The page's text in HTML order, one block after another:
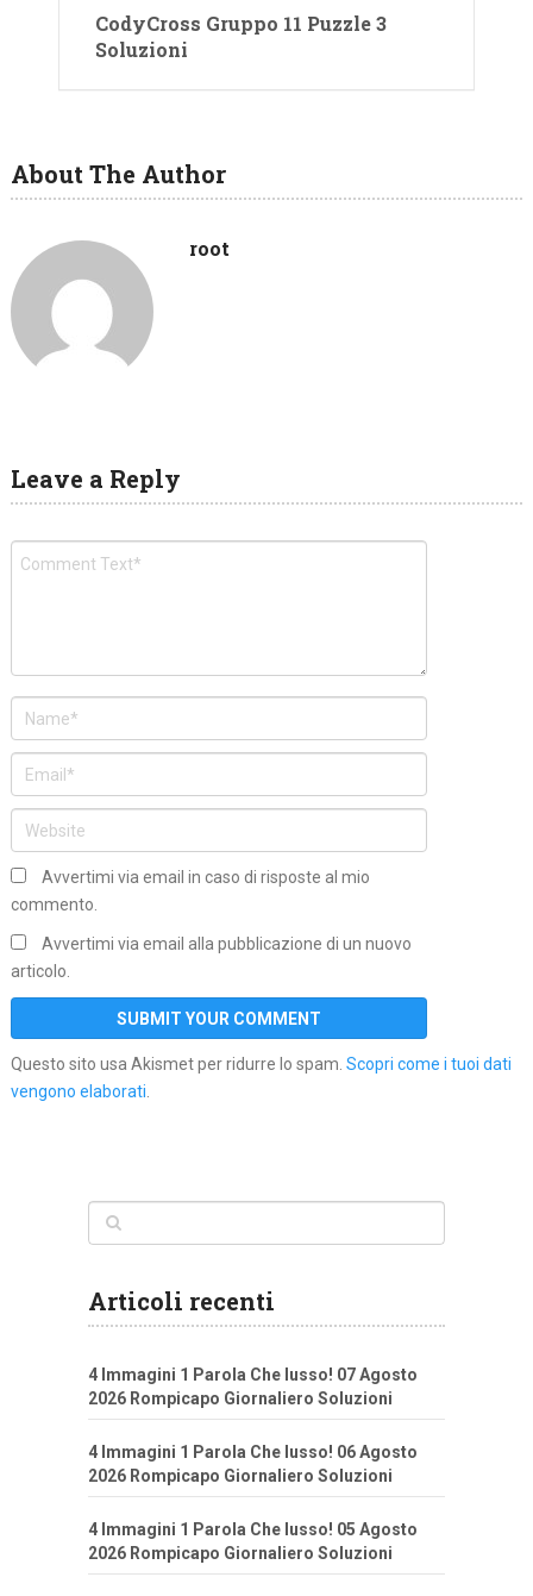
CodyCross Gruppo 11 Puzzle 3
Soluzioni
About The Author
root
Leave a Reply
Avvertimi via email in caso di risposte al mio
commento.
Avvertimi via email alla pubblicazione di un nuovo
articolo.
Questo sito usa Akismet per ridurre lo spam. Scopri come i tuoi dati
vengono elaborati.
Articoli recenti
4 Immagini 1 Parola Che lusso! 07 Agosto
2026 Rompicapo Giornaliero Soluzioni
4 Immagini 1 Parola Che lusso! 06 Agosto
2026 Rompicapo Giornaliero Soluzioni
4 Immagini 1 Parola Che lusso! 05 Agosto
2026 Rompicapo Giornaliero Soluzioni